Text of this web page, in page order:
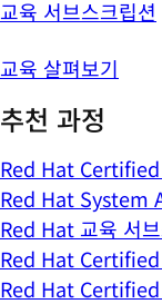
교육 서브스크립션
교육 살펴보기
추천 과정
Red Hat
Red Hat System
Red Hat 교육 서
Red Hat
Red Hat